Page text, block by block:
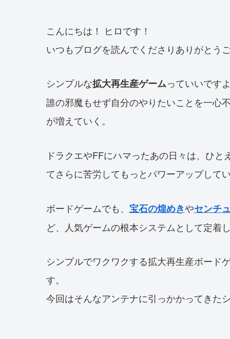
こんにちは！ ヒロです！
いつもブログを読んでくださりありがとう
シンプルな拡大再生産ゲームっていいです
誰の邪魔もせず自分のやりたいことを一心
が増えていく。
ドラクエやFFにハマったあの日々は、ひ
てさらに苦労してもっとパワーアップして
ボードゲームでも、 宝石の煌めきやセンチ
ど、人気ゲームの根本システムとして定着
シンプルでワクワクする拡大再生産ボード
す。
今回はそんなアンテナに引っかかってきた